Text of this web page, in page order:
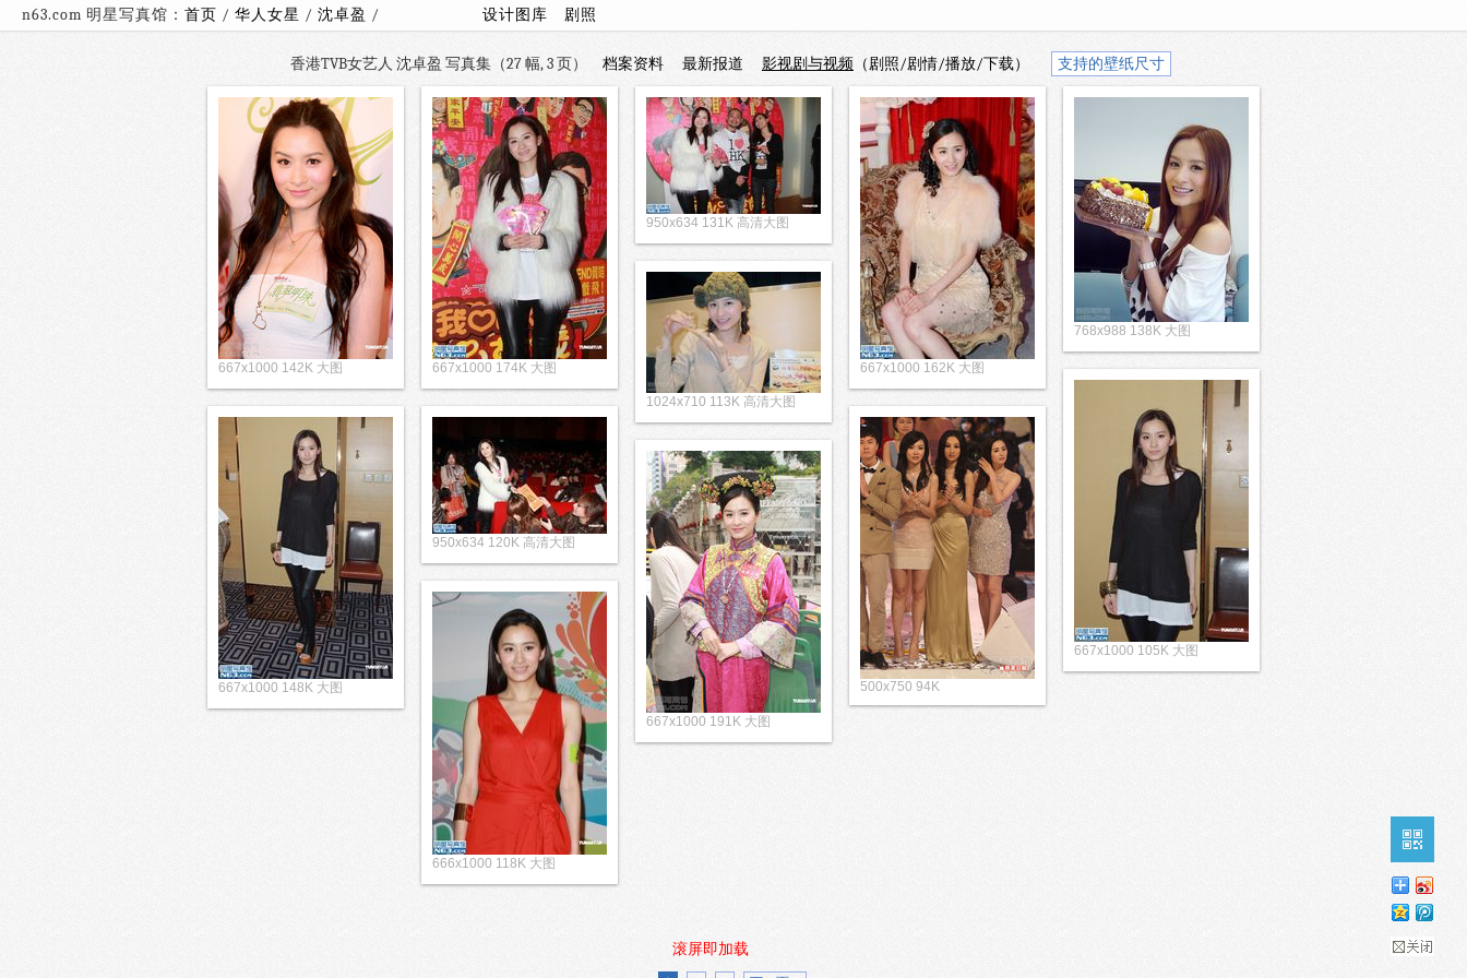
n63.com 明星写真馆： 首页 / 华人女星 / 沈卓盈 / 设计图库 剧照
香港TVB女艺人 沈卓盈 写真集（27 幅, 3 页） 档案资料 最新报道 影视剧与视频 （剧照/剧情/播放/下载） 支持的壁纸尺寸
667x1000 142K 大图 667x1000 174K 大图
950x634 131K 高清大图
667x1000 162K 大图
768x988 138K 大图
1024x710 113K 高清大图
667x1000 105K 大图
667x1000 148K 大图
950x634 120K 高清大图
500x750 94K
667x1000 191K 大图
666x1000 118K 大图
滚屏即加载